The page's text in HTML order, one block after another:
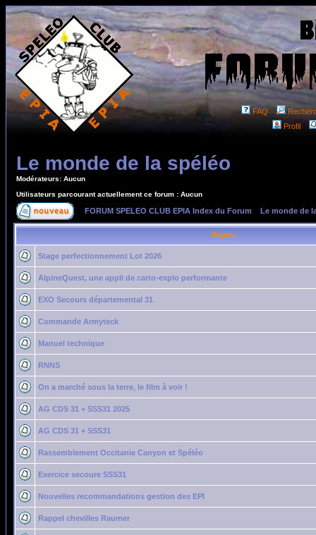
FAQ
Profil
Le monde de la spéléo
Modérateurs: Aucun
Utilisateurs parcourant actuellement ce forum : Aucun
FORUM SPELEO CLUB EPIA Index du Forum Le monde de
Sujets
Stage perfectionnement Lot 2026
AlpineQuest, une appli de carto-explo performante
EXO Secours départemental 31
Commande Armyteck
Manuel technique
RNNS
On a marché sous la terre, le film à voir !
AG CDS 31 + SSS31 2025
AG CDS 31 + SSS31
Rassemblement Occitanie Canyon et Spéléo
Exercice secoure SSS31
Nouvelles recommandations gestion des EPI
Rappel chevilles Raumer